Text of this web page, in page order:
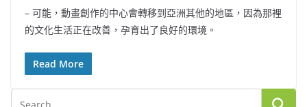
– 可能，動畫創作的中心會轉移到亞洲其他的地區，因為那裡
的文化生活正在改善，孕育出了良好的環境。
Read More